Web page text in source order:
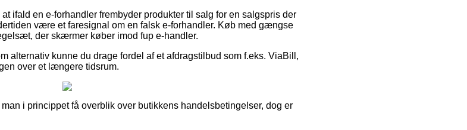
ifald en e-forhandler frembyder produkter til salg for en salgspris der
være et faresignal om en falsk e-forhandler. Køb med gængse
der skærmer køber imod fup e-handler.
alternativ kunne du drage fordel af et afdragstilbud som f.eks. ViaBill,
over et længere tidsrum.
i princippet få overblik over butikkens handelsbetingelser, dog er